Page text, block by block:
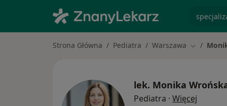
Strona Główna Pediatra Warszawa Zmień
lek. Monika
Pediatra · Więcej